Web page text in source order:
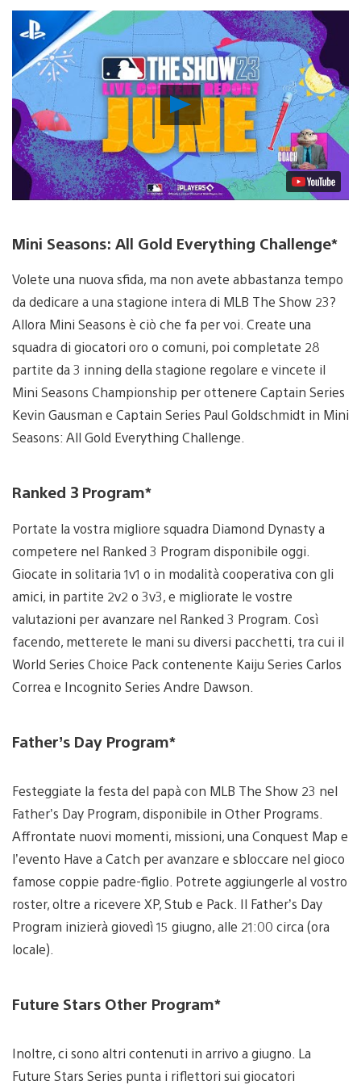
Riproduci
video
Mini Seasons: All Gold Everything Challenge*
Volete una nuova sfida, ma non avete abbastanza tempo
da dedicare a una stagione intera di MLB The Show 23?
Allora Mini Seasons è ciò che fa per voi. Create una
squadra di giocatori oro o comuni, poi completate 28
partite da 3 inning della stagione regolare e vincete il
Mini Seasons Championship per ottenere Captain Series
Kevin Gausman e Captain Series Paul Goldschmidt in Mini
Seasons: All Gold Everything Challenge.
Ranked 3 Program*
Portate la vostra migliore squadra Diamond Dynasty a
competere nel Ranked 3 Program disponibile oggi.
Giocate in solitaria 1v1 o in modalità cooperativa con gli
amici, in partite 2v2 o 3v3, e migliorate le vostre
valutazioni per avanzare nel Ranked 3 Program. Così
facendo, metterete le mani su diversi pacchetti, tra cui il
World Series Choice Pack contenente Kaiju Series Carlos
Correa e Incognito Series Andre Dawson.
Father’s Day Program*
Festeggiate la festa del papà con MLB The Show 23 nel
Father’s Day Program, disponibile in Other Programs.
Affrontate nuovi momenti, missioni, una Conquest Map e
l’evento Have a Catch per avanzare e sbloccare nel gioco
famose coppie padre-figlio. Potrete aggiungerle al vostro
roster, oltre a ricevere XP, Stub e Pack. Il Father’s Day
Program inizierà giovedì 15 giugno, alle 21:00 circa (ora
locale).
Future Stars Other Program*
Inoltre, ci sono altri contenuti in arrivo a giugno. La
Future Stars Series punta i riflettori sui giocatori